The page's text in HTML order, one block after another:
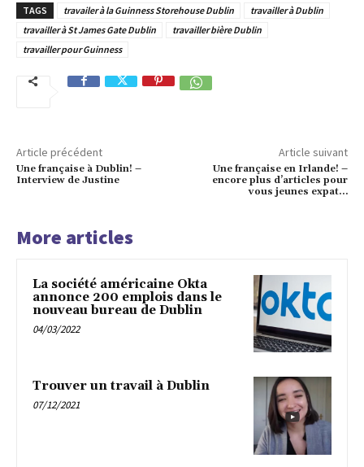
TAGS travailer à la Guinness Storehouse Dublin
travailler à Dublin
travailler à St James Gate Dublin
travailler bière Dublin
travailler pour Guinness
Article précédent
Une française à Dublin! –
Interview de Justine
Article suivant
Une française en Irlande! –
encore plus d’articles pour
vous jeunes expat…
More articles
La société américaine Okta
annonce 200 emplois dans le
nouveau bureau de Dublin
04/03/2022
Trouver un travail à Dublin
07/12/2021